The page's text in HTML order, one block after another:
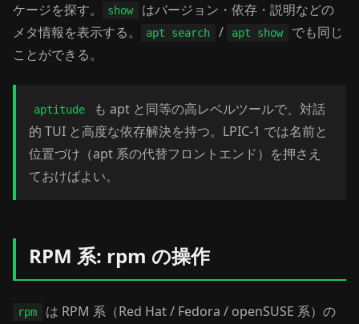
ケージを探す。
show
はバージョン・依存・説明などの
メタ情報を表示する。
apt search / apt show
でも同じ
ことができる。
aptitude
も apt と同等の高レベルツールで、対話
的 TUI と高度な依存解決を持つ。LPIC-1 では名前と
位置づけ（apt 系の代替フロントエンド）を押さえ
ておけばよい。
RPM 系: rpm の操作
rpm
は RPM 系（Red Hat / Fedora / openSUSE 系）の